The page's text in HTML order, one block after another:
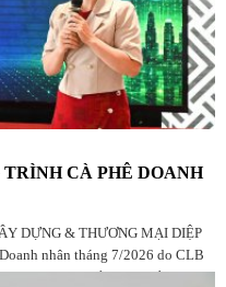
CÀ PHÊ DOANH
DỰNG & THƯƠNG MẠI DIỆP
nhân tháng 7/2026 do CLB